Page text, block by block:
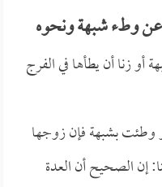
وطء شبهة ونحوه
زنا أن يطأها في الفرج
وطئت بشبهة فإن زوجها
إن الصحيح أن العدة